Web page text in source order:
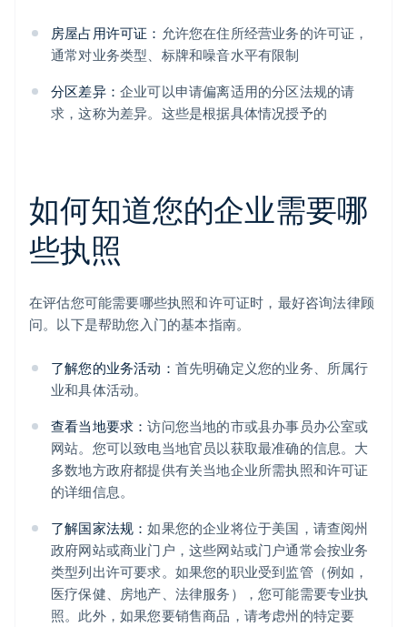
房屋占用许可证： 允许您在住所经营业务的许可证，
通常对业务类型、标牌和噪音水平有限制
分区差异： 企业可以申请偏离适用的分区法规的请
求，这称为差异。这些是根据具体情况授予的
如何知道您的企业需要哪
些执照
在评估您可能需要哪些执照和许可证时，最好咨询法律顾
问。以下是帮助您入门的基本指南。
了解您的业务活动： 首先明确定义您的业务、所属行
业和具体活动。
查看当地要求：访问您当地的市或县办事员办公室或
网站。您可以致电当地官员以获取最准确的信息。大
多数地方政府都提供有关当地企业所需执照和许可证
的详细信息。
了解国家法规：如果您的企业将位于美国，请查阅州
政府网站或商业门户，这些网站或门户通常会按业务
类型列出许可要求。如果您的职业受到监管（例如，
医疗保健、房地产、法律服务），您可能需要专业执
照。此外，如果您要销售商品，请考虑州的特定要